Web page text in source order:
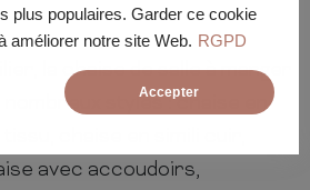
plus populaires. Garder ce cookie
améliorer notre site Web. RGPD
Accepter
la chaise de salle à manger
nombreux styles : chaise en
avec accoudoirs,